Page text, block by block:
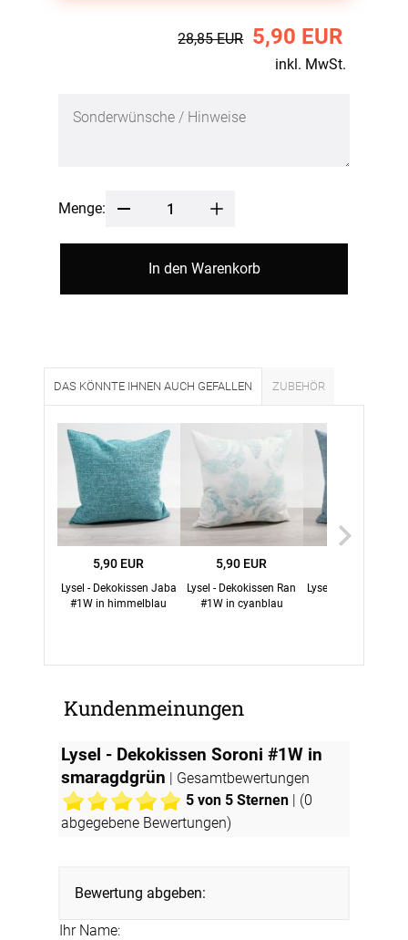
28,85 EUR 5,90 EUR
inkl. MwSt.
Menge:
In den Warenkorb
DAS KÖNNTE IHNEN AUCH GEFALLEN ZUBEHÖR
5,90 EUR
Lysel - Dekokissen Jaba
#1W in himmelblau
5,90 EUR
Lysel - Dekokissen Ran
#1W in cyanblau
Lysel - Dekokissen
Kundenmeinungen
Lysel - Dekokissen Soroni #1W in
smaragdgrün | Gesamtbewertungen
5 von 5 Sternen | (0
abgegebene Bewertungen)
Bewertung abgeben:
Ihr Name: